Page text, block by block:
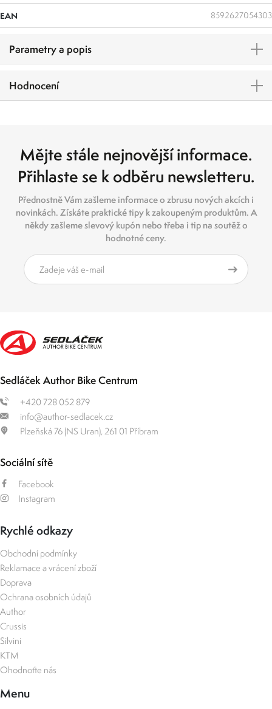
EAN 8592627054303
Parametry a popis
Hodnocení
Mějte stále nejnovější informace.
Přihlaste se k odběru newsletteru.
Přednostně Vám zašleme informace o zbrusu nových akcích i
novinkách. Získáte praktické tipy k zakoupeným produktům. A
někdy zašleme slevový kupón nebo třeba i tip na soutěž o
hodnotné ceny.
Sedláček Author Bike Centrum
+420 728 052 879
info@author-sedlacek.cz
Plzeňská 76 (NS Uran), 261 01 Příbram
Sociální sítě
Facebook
Instagram
Rychlé odkazy
Obchodní podmínky
Reklamace a vrácení zboží
Doprava
Ochrana osobních údajů
Author
Crussis
Silvini
KTM
Ohodnoťte nás
Menu